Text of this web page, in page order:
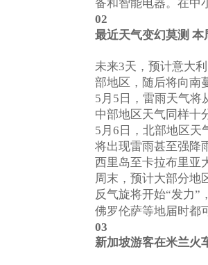
02
最近天气变幻莫测 本
未来3天，预计意大
部地区，随后将向南
5 月 5日，雷雨天气将
中部地区天气同样十
5 月6日，北部地区天
将出现雷雨甚至强降
西里岛至卡拉布里亚
周末，预计大部分地
反气旋将开始“发力”
佛罗伦萨等地届时都
03
新加坡游客在米兰火